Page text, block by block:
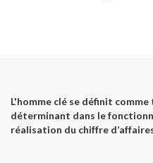
L'homme clé se définit
déterminant dans le
réalisation du chiffre